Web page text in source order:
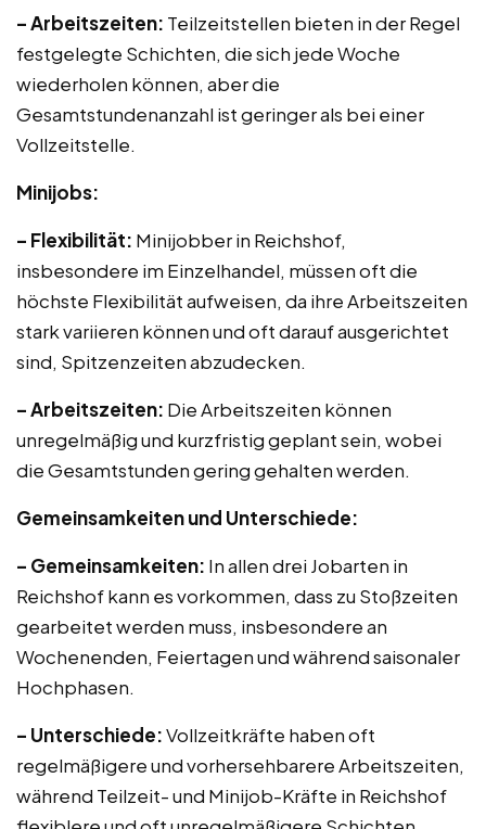
– Arbeitszeiten: Teilzeitstellen bieten in der Regel
festgelegte Schichten, die sich jede Woche
wiederholen können, aber die
Gesamtstundenanzahl ist geringer als bei einer
Vollzeitstelle.
Minijobs:
– Flexibilität: Minijobber in Reichshof,
insbesondere im Einzelhandel, müssen oft die
höchste Flexibilität aufweisen, da ihre Arbeitszeiten
stark variieren können und oft darauf ausgerichtet
sind, Spitzenzeiten abzudecken.
– Arbeitszeiten: Die Arbeitszeiten können
unregelmäßig und kurzfristig geplant sein, wobei
die Gesamtstunden gering gehalten werden.
Gemeinsamkeiten und Unterschiede:
– Gemeinsamkeiten: In allen drei Jobarten in
Reichshof kann es vorkommen, dass zu Stoßzeiten
gearbeitet werden muss, insbesondere an
Wochenenden, Feiertagen und während saisonaler
Hochphasen.
– Unterschiede:Vollzeitkräfte haben oft
regelmäßigere und vorhersehbarere Arbeitszeiten,
während Teilzeit- und Minijob-Kräfte in Reichshof